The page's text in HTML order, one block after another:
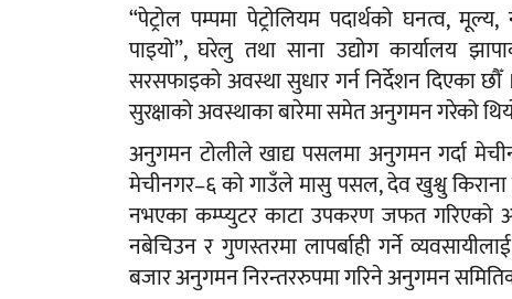
“पेट्रोल पम्पमा पेट्रोलियम पदार्थको घनत्व,
पाइयो”, घरेलु तथा साना उद्योग कार्यालय
सरसफाइको अवस्था सुधार गर्न निर्देशन दिएका छौँ
सुरक्षाको अवस्थाका बारेमा समेत अनुगमन गरेको
अनुगमन टोलीले खाद्य पसलमा अनुगमन गर्दा
मेचीनगर–६ को गाउँले मासु पसल, देव खुश्वु किराना
नभएका कम्प्युटर काटा उपकरण जफत गरिएको
नबेचिउन र गुणस्तरमा लापर्बाही गर्ने
बजार अनुगमन निरन्तररुपमा गरिने अनुगमन